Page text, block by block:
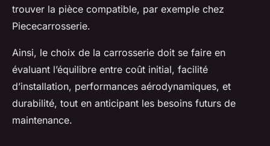
trouver la pièce compatible, par exemple chez
Piececarrosserie.
Ainsi, le choix de la carrosserie doit se faire en
évaluant l’équilibre entre coût initial, facilité
d’installation, performances aérodynamiques, et
durabilité, tout en anticipant les besoins futurs de
maintenance.